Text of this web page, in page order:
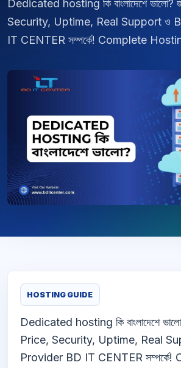
Dedicated hosting কি বাংলাদেশে ভালো?
Security, Uptime, Real Support ও
IT CENTER সম্পর্কে! Complete
HOSTING GUIDE
Dedicated hosting কি বাংলাদেশে
Price, Security, Uptime, Real
Provider BD IT CENTER সম্পর্কে!